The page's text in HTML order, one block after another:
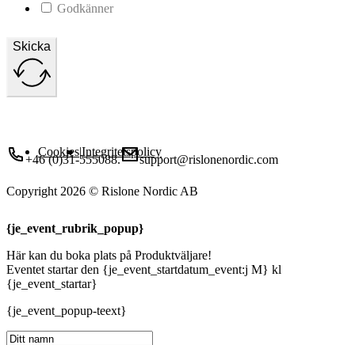
Godkänner
Skicka
+46 (0)31-555088. support@rislonenordic.com
Cookies|Integritetspolicy
Copyright 2026 © Rislone Nordic AB
{je_event_rubrik_popup}
Här kan du boka plats på Produktväljare!
Eventet startar den {je_event_startdatum_event:j M} kl
{je_event_startar}
{je_event_popup-teext}